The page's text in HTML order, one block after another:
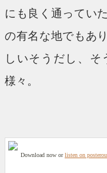
にも良く通ってい
の有名な地でもあ
しいそうだし、
様々。
Download now orlisten on